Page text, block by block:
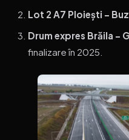
Lot 2 A7 Ploiești –
Drum expres Brăila –
finalizare în 2025.